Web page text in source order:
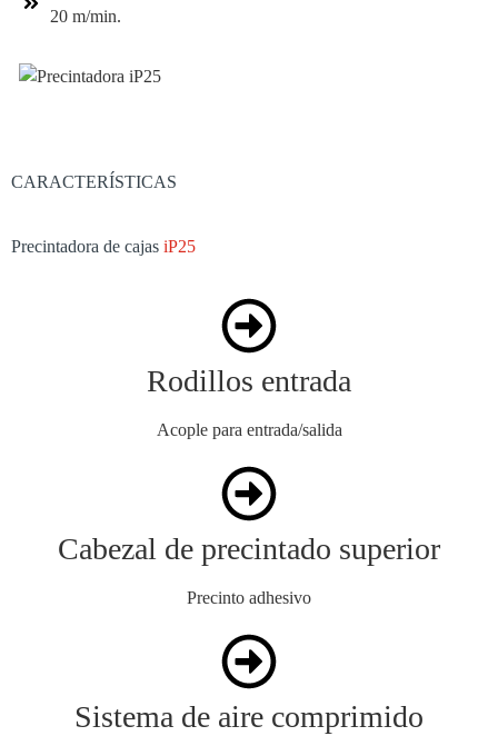
20 m/min.
CARACTERÍSTICAS
Precintadora de cajas iP25
Rodillos entrada
Acople para entrada/salida
Cabezal de precintado superior
Precinto adhesivo
Sistema de aire comprimido